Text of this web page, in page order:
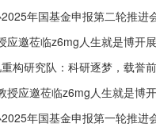
年国基金申报第二轮推进
应邀莅临z6mg人生就是博开
构研究队：科研逐梦，载誉
授应邀莅临z6mg人生就是博
年国基金申报第一轮推进